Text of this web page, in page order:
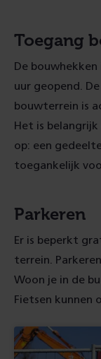
Toegang
De
uur geopend.
bouwterrein is
Het is
op: een
toegankelijk
Parkeren
Er is beperkt
terrein.
Woon je in de
Fietsen kunnen